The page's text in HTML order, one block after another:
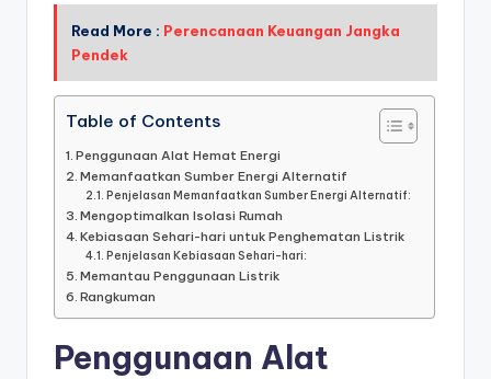
Read More : Perencanaan Keuangan Jangka
Pendek
Table of Contents
Penggunaan Alat Hemat Energi
Memanfaatkan Sumber Energi Alternatif
Penjelasan Memanfaatkan Sumber Energi Alternatif:
Mengoptimalkan Isolasi Rumah
Kebiasaan Sehari-hari untuk Penghematan Listrik
Penjelasan Kebiasaan Sehari-hari:
Memantau Penggunaan Listrik
Rangkuman
Penggunaan Alat